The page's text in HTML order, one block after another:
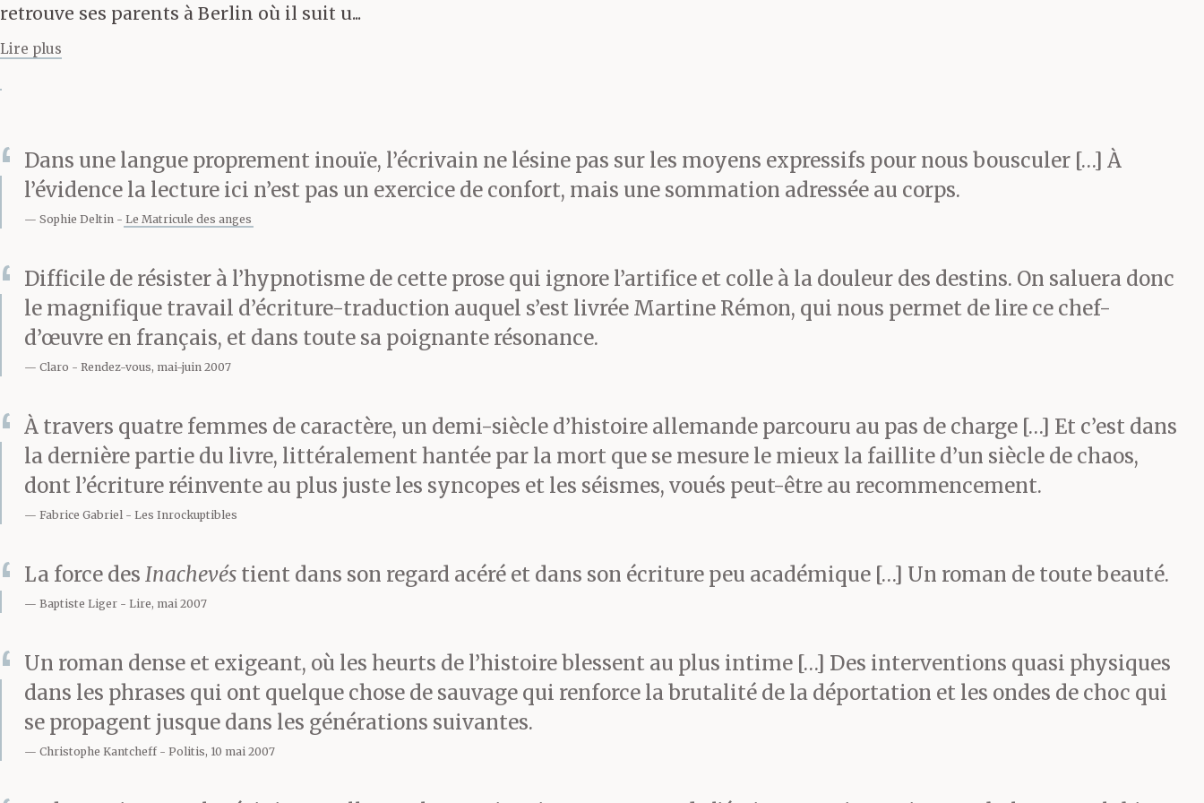
pas toujours volontaires, un grand nombre n’avait
cherchaient à enrayer l’exode menaçant ces
régions ; la main d’œuvre assignée d’office fut la
bienvenue. D’où la décision, en attendant, de
maintenir les familles desréfugiésréunies, les
réfugiés
dévalisés&frappés qu’auparavant. On les logea
dans des granges, la paille y était humide é sentait
le moisi, avec la multitude de rats & de punaises
pullulant ici comme ailleurs (venu detoulescôtés le
pattes griffues, corne contre bois -) mais les
fenêtres des granges n’avaient plus de barreaux, é
retrouve ses parents à Berlin où il suit u...
Lire plus
Dans une langue proprement inouïe, l’écrivain ne lésine pas sur les moyens expressifs pour nous bousculer […] À
l’évidence la lecture ici n’est pas un exercice de confort, mais une sommation adressée au corps.
Sophie Deltin Le Matricule des anges
Difficile de résister à l’hypnotisme de cette prose qui ignore l’artifice et colle à la douleur des destins. On saluera donc
le magnifique travail d’écriture-traduction auquel s’est livrée Martine Rémon, qui nous permet de lire ce chef-
d’œuvre en français, et dans toute sa poignante résonance.
Claro Rendez-vous, mai-juin 2007
À travers quatre femmes de caractère, un demi-siècle d’histoire allemande parcouru au pas de charge […] Et c’est dans
la dernière partie du livre, littéralement hantée par la mort que se mesure le mieux la faillite d’un siècle de chaos,
dont l’écriture réinvente au plus juste les syncopes et les séismes, voués peut-être au recommencement.
Fabrice Gabriel Les Inrockuptibles
La force des Inachevés tient dans son regard acéré et dans son écriture peu académique […] Un roman de toute beauté.
Baptiste Liger Lire, mai 2007
Un roman dense et exigeant, où les heurts de l’histoire blessent au plus intime […] Des interventions quasi physiques
dans les phrases qui ont quelque chose de sauvage qui renforce la brutalité de la déportation et les ondes de choc qui
se propagent jusque dans les générations suivantes.
Christophe Kantcheff Politis, 10 mai 2007